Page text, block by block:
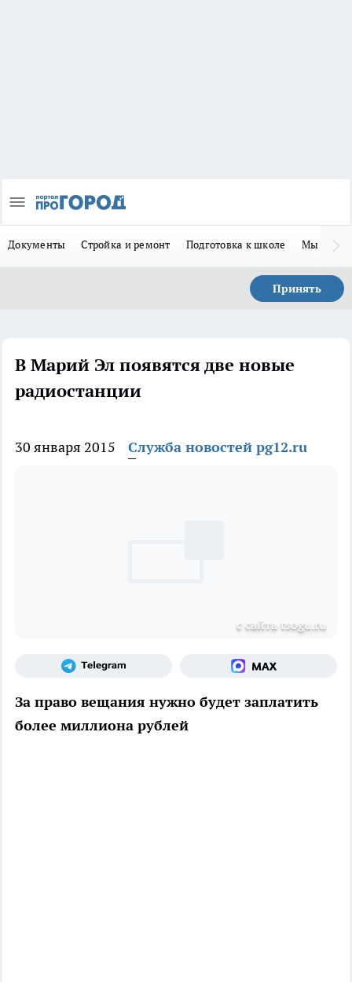
Документы Стройка и ремонт Подготовка к школе Мы в MAX
Принять
В Марий Эл появятся две новые
радиостанции
30 января 2015 Служба новостей pg12.ru
с сайта tsogu.ru
За право вещания нужно будет заплатить
более миллиона рублей